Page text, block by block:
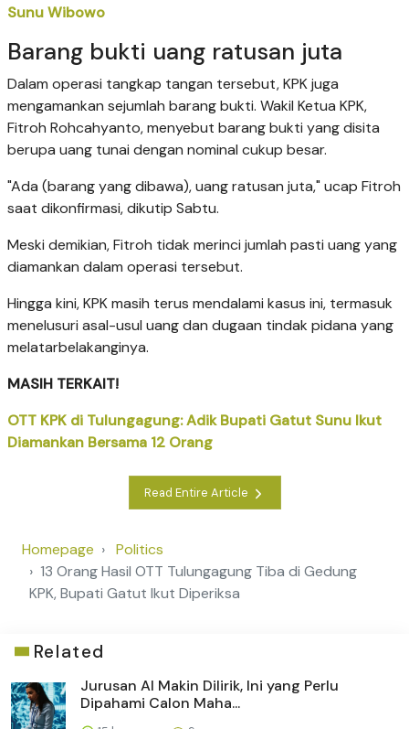
Sunu Wibowo
Barang bukti uang ratusan juta
Dalam operasi tangkap tangan tersebut, KPK juga
mengamankan sejumlah barang bukti. Wakil Ketua KPK,
Fitroh Rohcahyanto, menyebut barang bukti yang disita
berupa uang tunai dengan nominal cukup besar.
"Ada (barang yang dibawa), uang ratusan juta," ucap Fitroh
saat dikonfirmasi, dikutip Sabtu.
Meski demikian, Fitroh tidak merinci jumlah pasti uang yang
diamankan dalam operasi tersebut.
Hingga kini, KPK masih terus mendalami kasus ini, termasuk
menelusuri asal-usul uang dan dugaan tindak pidana yang
melatarbelakanginya.
MASIH TERKAIT!
OTT KPK di Tulungagung: Adik Bupati Gatut Sunu Ikut
Diamankan Bersama 12 Orang
Read Entire Article
Homepage
Politics
13 Orang Hasil OTT Tulungagung Tiba di Gedung
KPK, Bupati Gatut Ikut Diperiksa
Related
Jurusan AI Makin Dilirik, Ini yang Perlu
Dipahami Calon Maha...